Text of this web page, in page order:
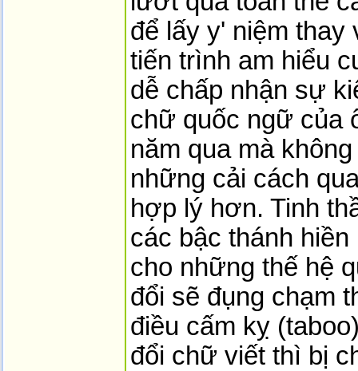
để lấy y' niệm
tiến trình am hiểu
dễ chấp nhận sự
chữ quốc ngữ của
năm qua mà
những cải cách
hợp lý hơn. Tinh
các bậc thánh
cho những thế hệ
đổi sẽ đụng chạm
điều cấm kỵ
đổi chữ viết thì bị